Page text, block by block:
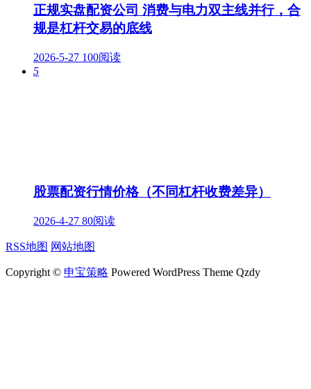
正规实盘配资公司 消费与电力双主线并行，合
规是杠杆交易的底线
2026-5-27 100阅读
5
股票配资行情价格（不同杠杆收费差异）
2026-4-27 80阅读
RSS地图 网站地图
Copyright © 申宝策略 Powered WordPress Theme Qzdy